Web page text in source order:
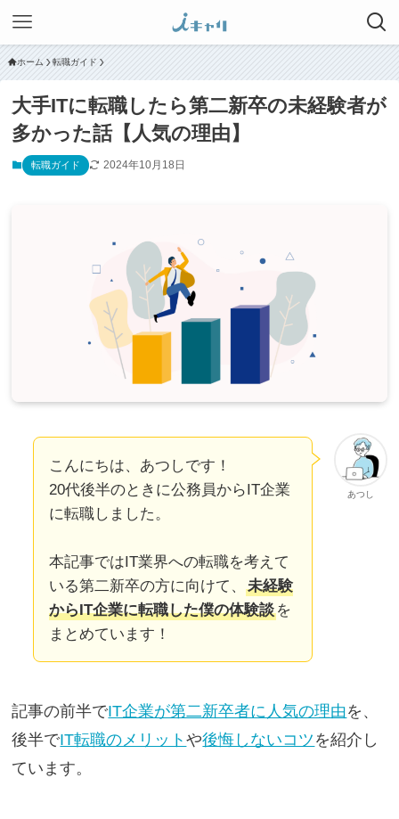
ホーム 転職ガイド
大手ITに転職したら第二新卒の未経験者が
多かった話【人気の理由】
転職ガイド 2024年10月18日
あつし
こんにちは、あつしです！
20代後半のときに公務員からIT企業
に転職しました。
本記事ではIT業界への転職を考えて
いる第二新卒の方に向けて、未経験
からIT企業に転職した僕の体験談を
まとめています！
記事の前半でIT企業が第二新卒者に人気の理由を、
後半でIT転職のメリットや後悔しないコツ を紹介し
ています。